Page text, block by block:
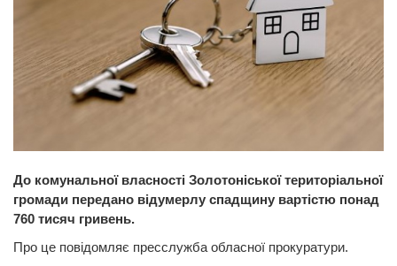
До комунальної власності Золотоніської територіальної
громади передано відумерлу спадщину вартістю понад
760 тисяч гривень.
Про це повідомляє пресслужба обласної прокуратури.